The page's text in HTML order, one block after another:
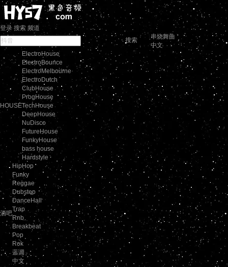
登录 搜索 频道
搜索
串烧舞曲
中文
HOUSE
ElectroHouse
ElectroBounce
ElectroMelbourne
ElectroDutch
ClubHouse
ProgHouse
TechHouse
DeepHouse
NuDisco
FutureHouse
FunkyHouse
bass house
Hardstyle
酒吧
HipHop
Funky
Reggae
Dubstep
DanceHall
Trap
Rnb
Breakbeat
Pop
Rok
蓝调
中文